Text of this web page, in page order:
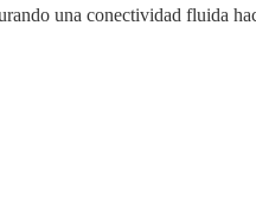
una conectividad fluida